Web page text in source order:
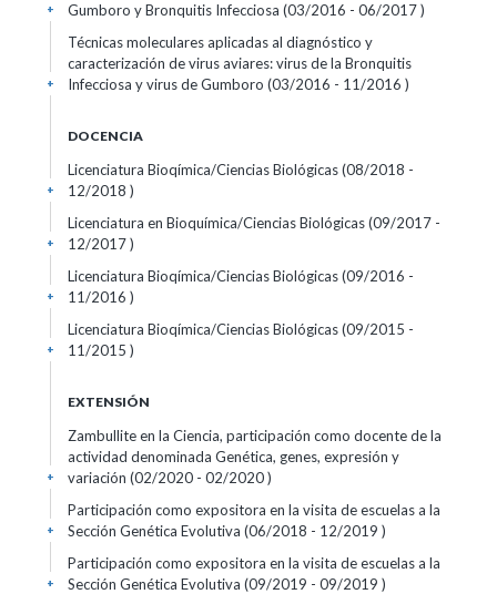
Gumboro y Bronquitis Infecciosa (03/2016 - 06/2017 )
+
Técnicas moleculares aplicadas al diagnóstico y
caracterización de virus aviares: virus de la Bronquitis
Infecciosa y virus de Gumboro (03/2016 - 11/2016 )
+
DOCENCIA
Licenciatura Bioqímica/Ciencias Biológicas (08/2018 -
12/2018 )
+
Licenciatura en Bioquímica/Ciencias Biológicas (09/2017 -
12/2017 )
+
Licenciatura Bioqímica/Ciencias Biológicas (09/2016 -
11/2016 )
+
Licenciatura Bioqímica/Ciencias Biológicas (09/2015 -
11/2015 )
+
EXTENSIÓN
Zambullite en la Ciencia, participación como docente de la
actividad denominada Genética, genes, expresión y
variación (02/2020 - 02/2020 )
+
Participación como expositora en la visita de escuelas a la
Sección Genética Evolutiva (06/2018 - 12/2019 )
+
Participación como expositora en la visita de escuelas a la
Sección Genética Evolutiva (09/2019 - 09/2019 )
+